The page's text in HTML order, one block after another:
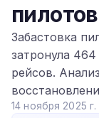
пилотов
Забастовка
затронула
рейсов.
14 ноября 2025 г.